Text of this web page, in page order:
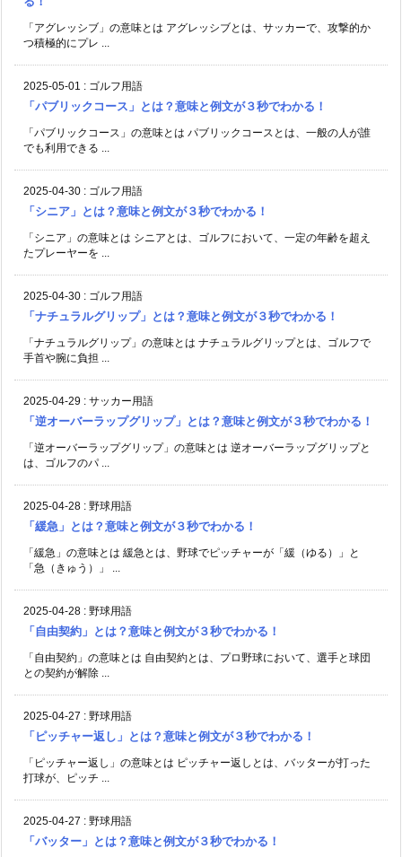
「アグレッシブ」の意味とは アグレッシブとは、サッカーで、攻撃的か
つ積極的にプレ ...
2025-05-01 : ゴルフ用語
「パブリックコース」とは？意味と例文が３秒でわかる！
「パブリックコース」の意味とは パブリックコースとは、一般の人が誰
でも利用できる ...
2025-04-30 : ゴルフ用語
「シニア」とは？意味と例文が３秒でわかる！
「シニア」の意味とは シニアとは、ゴルフにおいて、一定の年齢を超え
たプレーヤーを ...
2025-04-30 : ゴルフ用語
「ナチュラルグリップ」とは？意味と例文が３秒でわかる！
「ナチュラルグリップ」の意味とは ナチュラルグリップとは、ゴルフで
手首や腕に負担 ...
2025-04-29 : サッカー用語
「逆オーバーラップグリップ」とは？意味と例文が３秒でわかる！
「逆オーバーラップグリップ」の意味とは 逆オーバーラップグリップと
は、ゴルフのパ ...
2025-04-28 : 野球用語
「緩急」とは？意味と例文が３秒でわかる！
「緩急」の意味とは 緩急とは、野球でピッチャーが「緩（ゆる）」と
「急（きゅう）」 ...
2025-04-28 : 野球用語
「自由契約」とは？意味と例文が３秒でわかる！
「自由契約」の意味とは 自由契約とは、プロ野球において、選手と球団
との契約が解除 ...
2025-04-27 : 野球用語
「ピッチャー返し」とは？意味と例文が３秒でわかる！
「ピッチャー返し」の意味とは ピッチャー返しとは、バッターが打った
打球が、ピッチ ...
2025-04-27 : 野球用語
「バッター」とは？意味と例文が３秒でわかる！